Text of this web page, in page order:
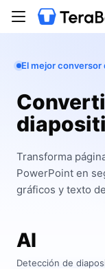
El mejor conversor
Transforma
PowerPoint en
gráficos y texto
AI
Detección de